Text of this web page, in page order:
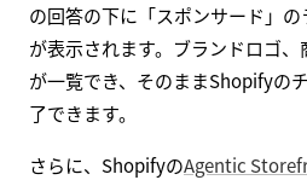
の回答の下に「スポンサード」
が表示されます。ブランドロゴ
が一覧でき、そのままShopifyの
了できます。
さらに、ShopifyのAgentic